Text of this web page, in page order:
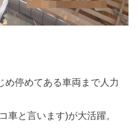
め停めてある車両まで人力
車と言います)が大活躍。